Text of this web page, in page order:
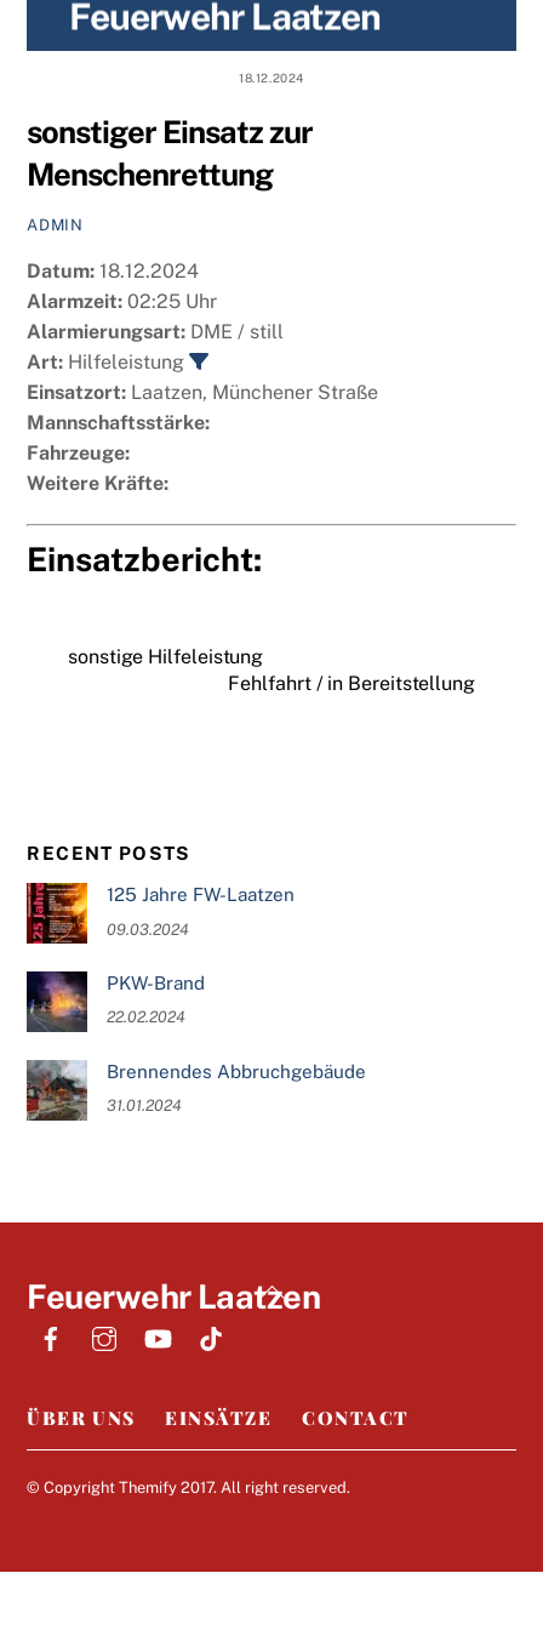
Feuerwehr Laatzen
18.12.2024
sonstiger Einsatz zur
Menschenrettung
ADMIN
Datum: 18.12.2024
Alarmzeit: 02:25 Uhr
Alarmierungsart: DME / still
Art: Hilfeleistung
Einsatzort: Laatzen, Münchener Straße
Mannschaftsstärke:
Fahrzeuge:
Weitere Kräfte:
Einsatzbericht:
sonstige Hilfeleistung
Fehlfahrt / in Bereitstellung
RECENT POSTS
125 Jahre FW-Laatzen
09.03.2024
PKW-Brand
22.02.2024
Brennendes Abbruchgebäude
31.01.2024
Back
Feuerwehr Laatzen
ÜBER UNS EINSÄTZE CONTACT
© CopyrightThemify 2017. All right reserved.